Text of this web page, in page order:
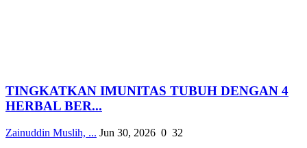
TINGKATKAN IMUNITAS TUBUH DENGAN 4
HERBAL BER...
Zainuddin Muslih, ... Jun 30, 2026 0 32